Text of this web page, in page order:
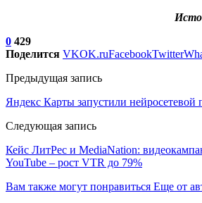
0 429
Поделится VKOK.ruFacebookTwitter
Предыдущая запись
Яндекс Карты запустили нейросетевой
Следующая запись
Кейс ЛитРес и MediaNation:
YouTube – рост VTR до 79%
Вам также могут понравиться Еще от